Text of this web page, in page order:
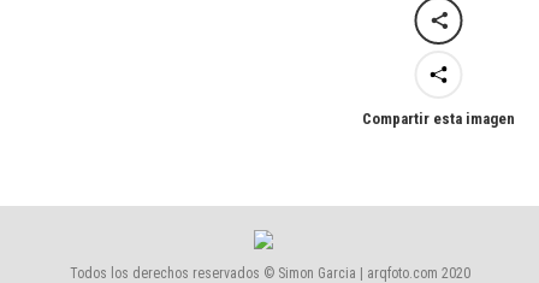
Compartir esta imagen
Todos los derechos reservados © Simon Garcia | arqfoto.com 2020